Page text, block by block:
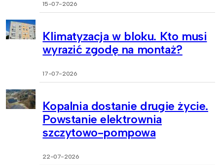
15-07-2026
Klimatyzacja w bloku. Kto musi
wyrazić zgodę na montaż?
17-07-2026
Kopalnia dostanie drugie życie.
Powstanie elektrownia
szczytowo-pompowa
22-07-2026